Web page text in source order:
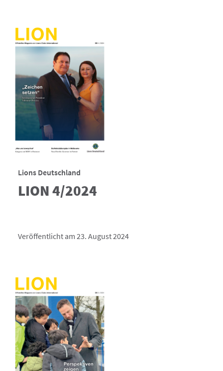
Lions Deutschland
LION 4/2024
Veröffentlicht am 23. August 2024